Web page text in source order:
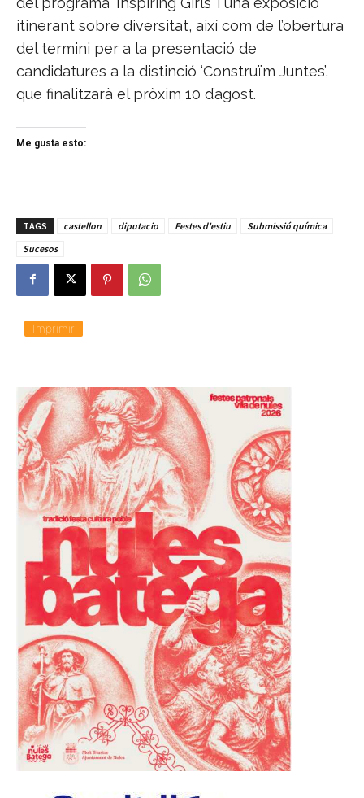
itinerant sobre diversitat, així com de l’obertura
del termini per a la presentació de
candidatures a la distinció ‘Construïm Juntes’,
que finalitzarà el pròxim 10 d’agost.
Me gusta esto:
TAGS castellon diputacio Festes d'estiu
Submissió química
Sucesos
Imprimir